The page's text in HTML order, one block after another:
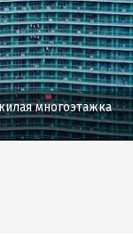
многоэтажка